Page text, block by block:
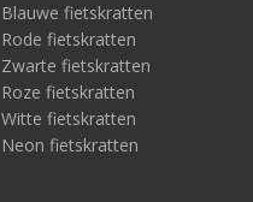
Blauwe fietskratten
Rode fietskratten
Zwarte fietskratten
Roze fietskratten
Witte fietskratten
Neon fietskratten